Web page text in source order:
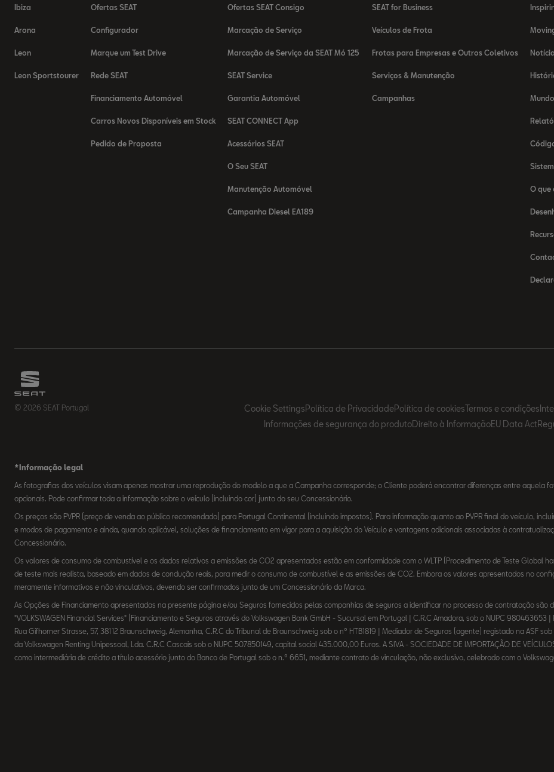
Ibiza
Arona
Leon
Leon Sportstourer
Ofertas SEAT
Configurador
Marque um Test Drive
Rede SEAT
Financiamento Automóvel
Carros Novos Disponíveis em Stock
Pedido de Proposta
Ofertas SEAT Consigo
Marcação de Serviço
Marcação de Serviço da SEAT Mó 125
SEAT Service
Garantia Automóvel
SEAT CONNECT App
Acessórios SEAT
O Seu SEAT
Manutenção Automóvel
Campanha Diesel EA189
SEAT for Business
Veículos de Frota
Frotas para Empresas e Outros Coletivos
Serviços & Manutenção
Campanhas
O que
Cookie SettingsPolítica de PrivacidadePolítica de cookiesTermos e condições
Informações de segurança do produtoDireito à InformaçãoEU Data Act
© 2026 SEAT Portugal
*Informação legal
As fotografias dos veículos visam apenas mostrar uma reprodução do modelo a que a Campanha corresponde; o Cliente poderá encontrar diferenças entre aquela
opcionais. Pode confirmar toda a informação sobre o veículo (incluindo cor) junto do seu Concessionário.
Os preços são PVPR (preço de venda ao público recomendado) para Portugal Continental (incluindo impostos). Para informação quanto ao PVPR final do veículo,
e modos de pagamento e ainda, quando aplicável, soluções de financiamento em vigor para a aquisição do Veículo e vantagens adicionais associadas à
Concessionário.
Os valores de consumo de combustível e os dados relativos a emissões de CO2 apresentados estão em conformidade com o WLTP (Procedimento de Teste Global
de teste mais realista, baseado em dados de condução reais, para medir o consumo de combustível e as emissões de CO2. Embora os valores apresentados no
meramente informativos e não vinculativos, devendo ser confirmados junto de um Concessionário da Marca.
As Opções de Financiamento apresentadas na presente página e/ou Seguros fornecidos pelas companhias de seguros a identificar no processo de contratação são
"VOLKSWAGEN Financial Services" (Financiamento e Seguros através do Volkswagen Bank GmbH - Sucursal em Portugal | C.R.C Amadora, sob o NUPC
Rua Gifhorner Strasse, 57, 38112 Braunschweig, Alemanha, C.R.C do Tribunal de Braunschweig sob o nº HTB1819 | Mediador de Seguros (agente) registado na ASF
da Volkswagen Renting Unipessoal, Lda. C.R.C Cascais sob o NUPC 507850149, capital social 435.000,00 Euros. A SIVA - SOCIEDADE DE IMPORTAÇÃO DE
como intermediária de crédito a título acessório junto do Banco de Portugal sob o n.º 6651, mediante contrato de vinculação, não exclusivo, celebrado com o